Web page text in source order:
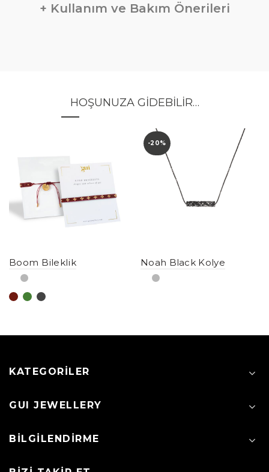
Kullanım ve Bakım Önerileri
HOŞUNUZA GIDEBILIR…
Boom Bileklik
-20%
Noah Black Kolye
KATEGORILER
GUI JEWELLERY
BILGILENDIRME